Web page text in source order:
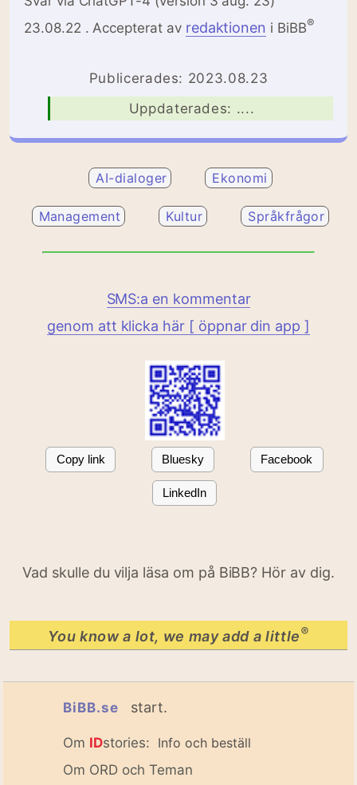
23.08.22 . Accepterat av redaktionen i BiBB®
Publicerades: 2023.08.23
Uppdaterades: ....
AI-dialoger Ekonomi
Management Kultur Språkfrågor
SMS:a en kommentar
genom att klicka här [ öppnar din app ]
Copy link Bluesky Facebook
LinkedIn
Vad skulle du vilja läsa om på BiBB? Hör av dig.
You know a lot, we may add a little®
BiBB.se start.
Om IDstories: Info och beställ
Om ORD och Teman